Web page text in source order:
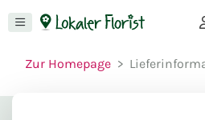
Zur Homepage